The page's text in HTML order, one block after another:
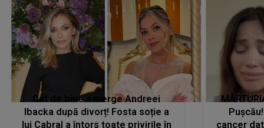
Cât de bine îi merge Andreei
Ibacka după divorț! Fosta soție a
lui Cabral a întors toate privirile în
cancer